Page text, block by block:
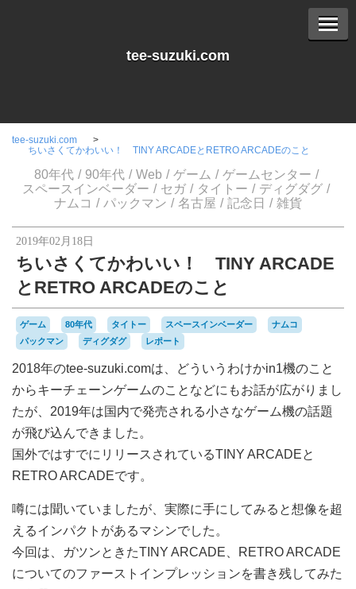
tee-suzuki.com
tee-suzuki.com
ちいさくてかわいい！ TINY ARCADEとRETRO ARCADEのこと
80年代 90年代 Web ゲーム
ゲームセンター
スペースインベーダー
セガ タイトー
ディグダグ
ナムコ
パックマン 名古屋 記念日 雑貨
2019年02月18日
ちいさくてかわいい！ TINY ARCADE
とRETRO ARCADEのこと
ゲーム 80年代 タイトー スペースインベーダー
ナムコ
パックマン
ディグダグ レポート
2018年のtee-suzuki.comは、どういうわけかin1機のこと
からキーチェーンゲームのことなどにもお話が広がりまし
たが、2019年は国内で発売される小さなゲーム機の話題
が飛び込んできました。
国外ではすでにリリースされているTINY ARCADEと
RETRO ARCADEです。
噂には聞いていましたが、実際に手にしてみると想像を超
えるインパクトがあるマシンでした。
今回は、ガツンときたTINY ARCADE、RETRO ARCADE
についてのファーストインプレッションを書き残してみた